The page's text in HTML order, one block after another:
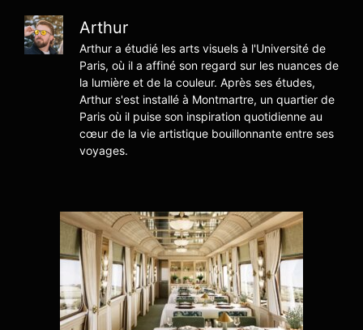
Arthur
Arthur a étudié les arts visuels à l'Université de
Paris, où il a affiné son regard sur les nuances de
la lumière et de la couleur. Après ses études,
Arthur s'est installé à Montmartre, un quartier de
Paris où il puise son inspiration quotidienne au
cœur de la vie artistique bouillonnante entre ses
voyages.